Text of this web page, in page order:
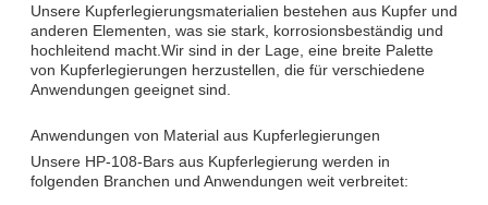
Unsere Kupferlegierungsmaterialien bestehen aus Kupfer und
anderen Elementen, was sie stark, korrosionsbeständig und
hochleitend macht.Wir sind in der Lage, eine breite Palette
von Kupferlegierungen herzustellen, die für verschiedene
Anwendungen geeignet sind.
Anwendungen von Material aus Kupferlegierungen
Unsere HP-108-Bars aus Kupferlegierung werden in
folgenden Branchen und Anwendungen weit verbreitet: